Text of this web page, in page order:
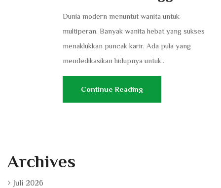
Dunia modern menuntut wanita untuk
multiperan. Banyak wanita hebat yang sukses
menaklukkan puncak karir. Ada pula yang
mendedikasikan hidupnya untuk...
Continue Reading
Archives
Juli 2026